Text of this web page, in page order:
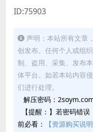
ID:75903
声明：本站所有文章
创发布。任何个人或组
制、盗用、采集、发布
体平台。如若本站内容
们进行处理。
解压密码：
【提醒：】若密码错误
前必看：
【资源购买说明